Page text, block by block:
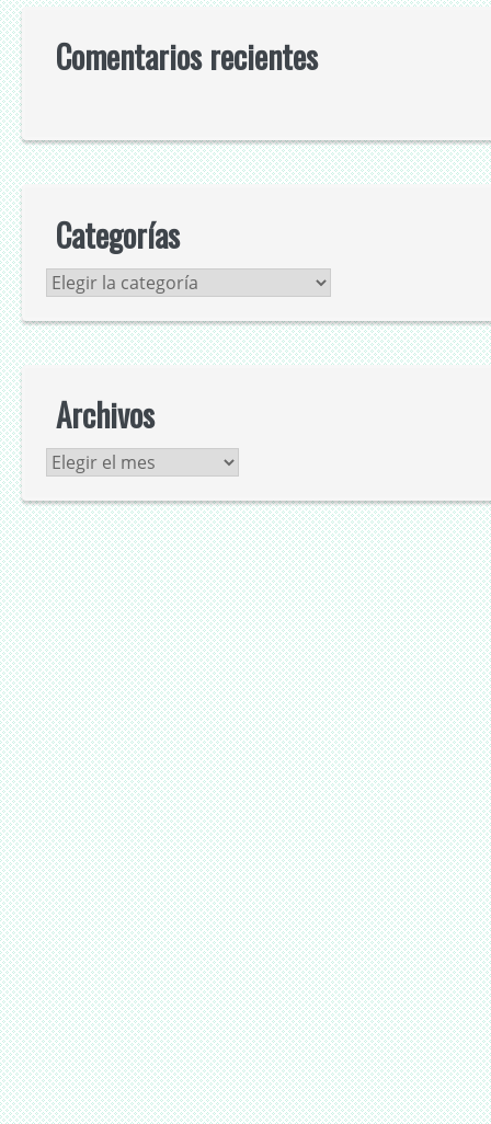
Comentarios recientes
Categorías
Categorías
Archivos
Archivos